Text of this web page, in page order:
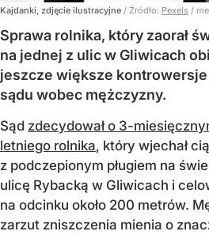
Kajdanki, zdjęcie ilustracyjne / Źródło: Pexels /
Sprawa rolnika, który zaorał
na jednej z ulic w Gliwicach
jeszcze większe kontrowersje
sądu wobec mężczyzny.
Sąd zdecydował o 3-
letniego rolnika, który wjechał
z podczepionym pługiem na
ulicę Rybacką w Gliwicach i
na odcinku około 200 metrów.
zarzut zniszczenia mienia o